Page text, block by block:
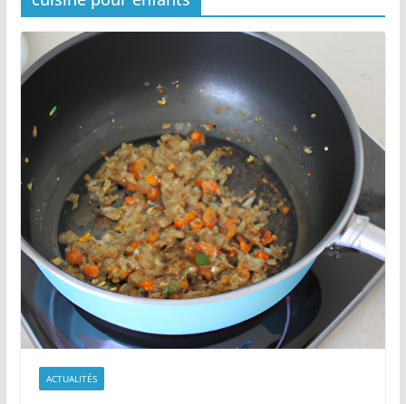
ACTUALITÉS